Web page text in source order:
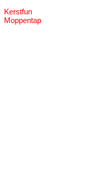
Kerstfun
Moppentap